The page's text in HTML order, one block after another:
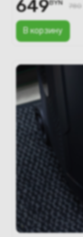
В корзину
649BYN 780